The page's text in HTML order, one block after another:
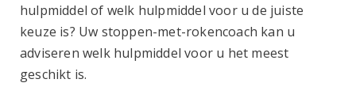
hulpmiddel of welk hulpmiddel voor u de juiste
keuze is? Uw stoppen-met-rokencoach kan u
adviseren welk hulpmiddel voor u het meest
geschikt is.